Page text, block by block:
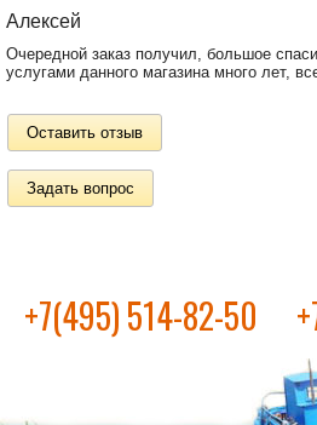
Алексей
Очередной заказ получил, большое
услугами данного магазина много лет,
Оставить отзыв
Задать вопрос
+7(495) 514-82-50